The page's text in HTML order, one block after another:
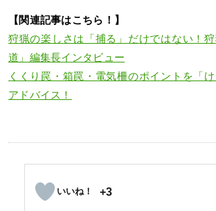
【関連記事はこちら！】
狩猟の楽しさは「捕る」だけではない！
道」編集長インタビュー
くくり罠・箱罠・電気柵のポイントを「
アドバイス！
+3